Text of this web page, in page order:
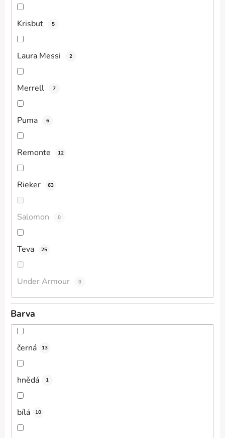
Krisbut 5
Laura Messi 2
Merrell 7
Puma 6
Remonte 12
Rieker 63
Salomon 0
Teva 25
Under Armour 0
Barva
černá 13
hnědá 1
bílá 10